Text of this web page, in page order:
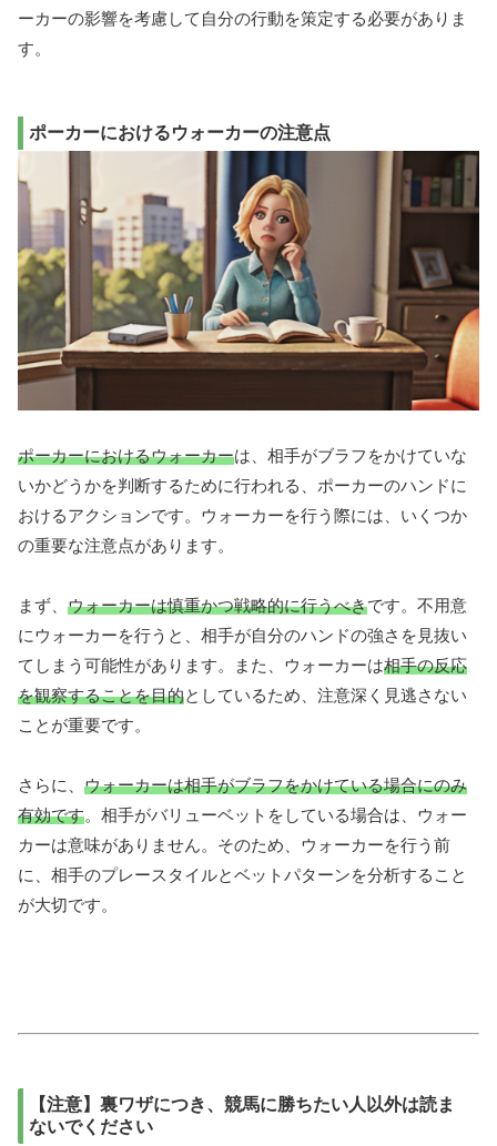
ーカーの影響を考慮して自分の行動を策定する必要がありま
す。
ポーカーにおけるウォーカーの注意点
ポーカーにおけるウォーカーは、相手がブラフをかけていな
いかどうかを判断するために行われる、ポーカーのハンドに
おけるアクションです。ウォーカーを行う際には、いくつか
の重要な注意点があります。
まず、 ウォーカーは慎重かつ戦略的に行うべきです。不用意
にウォーカーを行うと、相手が自分のハンドの強さを見抜い
てしまう可能性があります。また、ウォーカーは相手の反応
を観察することを目的としているため、注意深く見逃さない
ことが重要です。
さらに、 ウォーカーは相手がブラフをかけている場合にのみ
有効です。相手がバリューベットをしている場合は、ウォー
カーは意味がありません。そのため、ウォーカーを行う前
に、相手のプレースタイルとベットパターンを分析すること
が大切です。
【注意】裏ワザにつき、競馬に勝ちたい人以外は読ま
ないでください